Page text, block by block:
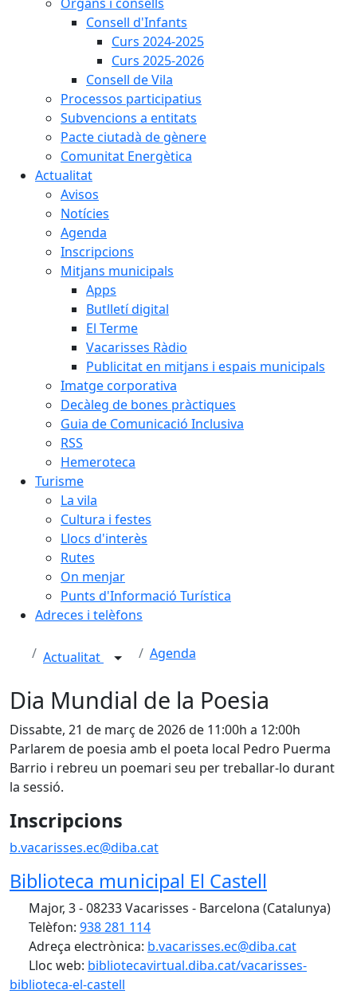
Consell d'Infants
Curs 2024-2025
Curs 2025-2026
Consell de Vila
Processos participatius
Subvencions a entitats
Pacte ciutadà de gènere
Comunitat Energètica
Actualitat
Avisos
Notícies
Agenda
Inscripcions
Mitjans municipals
Apps
Butlletí digital
El Terme
Vacarisses Ràdio
Publicitat en mitjans i espais municipals
Imatge corporativa
Decàleg de bones pràctiques
Guia de Comunicació Inclusiva
RSS
Hemeroteca
Turisme
La vila
Cultura i festes
Llocs d'interès
Rutes
On menjar
Punts d'Informació Turística
Adreces i telèfons
Actualitat Agenda
Dia Mundial de la Poesia
Dissabte, 21 de març de 2026 de 11:00h a 12:00h
Parlarem de poesia amb el poeta local Pedro Puerma
Barrio i rebreu un poemari seu per treballar-lo durant
la sessió.
Inscripcions
b.vacarisses.ec@diba.cat
Biblioteca municipal El Castell
Major, 3 - 08233 Vacarisses - Barcelona (Catalunya)
Telèfon: 938 281 114
Adreça electrònica: b.vacarisses.ec@diba.cat
Lloc web: bibliotecavirtual.diba.cat/vacarisses-
biblioteca-el-castell